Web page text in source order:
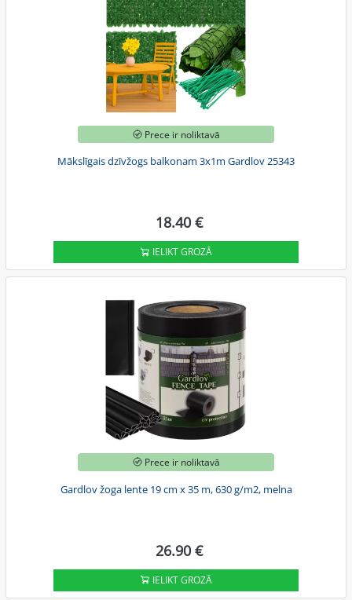
Prece ir noliktavā
Mākslīgais dzīvžogs balkonam 3x1m Gardlov 25343
18.40 €
IELIKT GROZĀ
Prece ir noliktavā
Gardlov žoga lente 19 cm x 35 m, 630 g/m2, melna
26.90 €
IELIKT GROZĀ